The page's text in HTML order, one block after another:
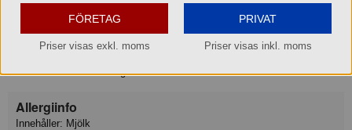
Kolhydrat 49 g
varav sockerarter 41 g
Motsvarande salt 0.01 g
Allergiinfo
Innehåller: Mjölk
FÖRETAG
Priser visas exkl. moms
PRIVAT
Priser visas inkl. moms